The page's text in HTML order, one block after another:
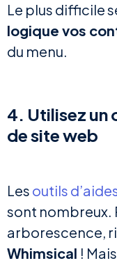
Le plus difficile
logique vos
du menu.
4. Utilisez un
de site web
Les outils
sont nombreux.
arborescence,
Whimsical !